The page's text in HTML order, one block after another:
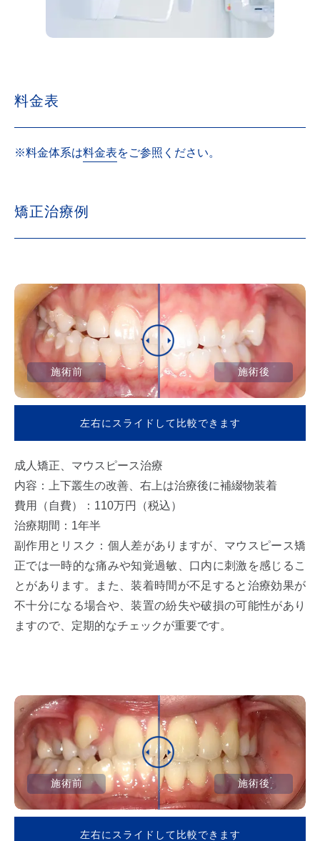
料金表
※料金体系は料金表をご参照ください。
矯正治療例
施術前 施術後
左右にスライドして比較できます
成人矯正、マウスピース治療
内容：上下叢生の改善、右上は治療後に補綴物装着
費用（自費）：110万円（税込）
治療期間：1年半
副作用とリスク：個人差がありますが、マウスピース矯
正では一時的な痛みや知覚過敏、口内に刺激を感じるこ
とがあります。また、装着時間が不足すると治療効果が
不十分になる場合や、装置の紛失や破損の可能性があり
ますので、定期的なチェックが重要です。
施術前 施術後
左右にスライドして比較できます